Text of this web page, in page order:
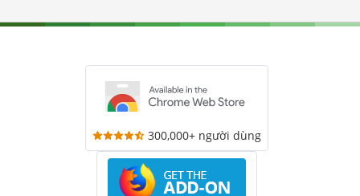
300,000+ người dùng